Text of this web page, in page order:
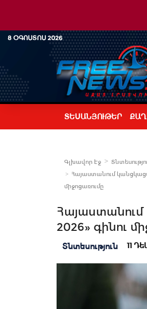
8 ՕԳՈՍՏՈՍ 2026
ՏԵՍԱՆՅՈՒԹԵՐ
Գլխավոր Էջ
Հայաստանում
միջոցառումը
Հայաստանում
2026» գինու
Տնտեսություն 11